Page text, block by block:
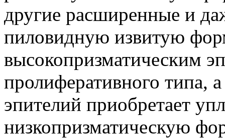
другие расширенные и
пиловидную извитую
высокопризматическим
пролиферативного типа,
эпителий приобретает
низкопризматическую